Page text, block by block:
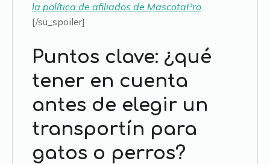
la política de afiliados de MascotaPro.
[/su_spoiler]
Puntos clave: ¿qué
tener en cuenta
antes de elegir un
transportín para
gatos o perros?